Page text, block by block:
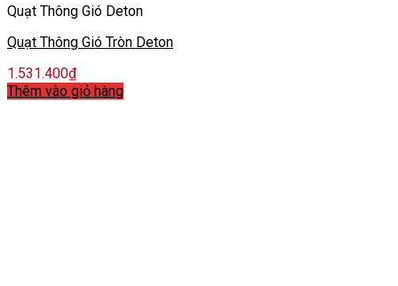
Quạt Thông Gió Deton
Quạt Thông Gió Tròn Deton
1.531.400₫
Thêm vào giỏ hàng